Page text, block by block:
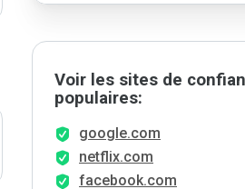
Voir les sites de
populaires:
google.com
netflix.com
facebook.com